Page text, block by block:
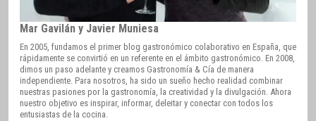
Mar Gavilán y Javier Muniesa
En 2005, fundamos el primer blog gastronómico colaborativo en España, que
rápidamente se convirtió en un referente en el ámbito gastronómico. En 2008,
dimos un paso adelante y creamos Gastronomía & Cía de manera
independiente. Para nosotros, ha sido un sueño hecho realidad combinar
nuestras pasiones por la gastronomía, la creatividad y la divulgación. Ahora
nuestro objetivo es inspirar, informar, deleitar y conectar con todos los
entusiastas de la cocina.